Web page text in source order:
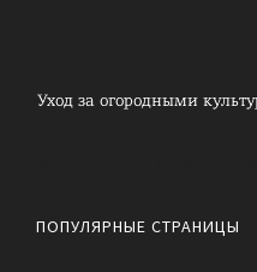
ПОПУЛЯРНЫЕ СТРАНИЦЫ